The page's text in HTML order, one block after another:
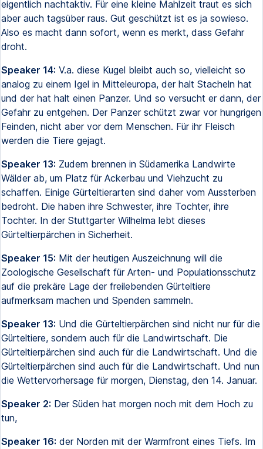
eigentlich nachtaktiv. Für eine kleine Mahlzeit traut es sich
aber auch tagsüber raus. Gut geschützt ist es ja sowieso.
Also es macht dann sofort, wenn es merkt, dass Gefahr
droht.
Speaker 14: V.a. diese Kugel bleibt auch so, vielleicht so
analog zu einem Igel in Mitteleuropa, der halt Stacheln hat
und der hat halt einen Panzer. Und so versucht er dann, der
Gefahr zu entgehen. Der Panzer schützt zwar vor hungrigen
Feinden, nicht aber vor dem Menschen. Für ihr Fleisch
werden die Tiere gejagt.
Speaker 13: Zudem brennen in Südamerika Landwirte
Wälder ab, um Platz für Ackerbau und Viehzucht zu
schaffen. Einige Gürteltierarten sind daher vom Aussterben
bedroht. Die haben ihre Schwester, ihre Tochter, ihre
Tochter. In der Stuttgarter Wilhelma lebt dieses
Gürteltierpärchen in Sicherheit.
Speaker 15: Mit der heutigen Auszeichnung will die
Zoologische Gesellschaft für Arten- und Populationsschutz
auf die prekäre Lage der freilebenden Gürteltiere
aufmerksam machen und Spenden sammeln.
Speaker 13: Und die Gürteltierpärchen sind nicht nur für die
Gürteltiere, sondern auch für die Landwirtschaft. Die
Gürteltierpärchen sind auch für die Landwirtschaft. Und die
Gürteltierpärchen sind auch für die Landwirtschaft. Und nun
die Wettervorhersage für morgen, Dienstag, den 14. Januar.
Speaker 2: Der Süden hat morgen noch mit dem Hoch zu
tun,
Speaker 16: der Norden mit der Warmfront eines Tiefs. Im